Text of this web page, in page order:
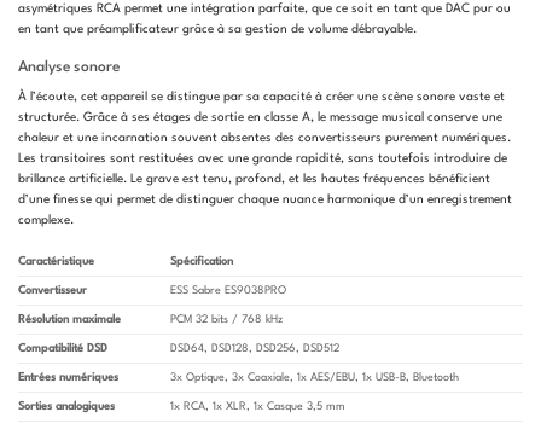
asymétriques RCA permet une intégration parfaite, que ce soit en tant que DAC pur ou
en tant que préamplificateur grâce à sa gestion de volume débrayable.
Analyse sonore
À l’écoute, cet appareil se distingue par sa capacité à créer une scène sonore vaste et
structurée. Grâce à ses étages de sortie en classe A, le message musical conserve une
chaleur et une incarnation souvent absentes des convertisseurs purement numériques.
Les transitoires sont restituées avec une grande rapidité, sans toutefois introduire de
brillance artificielle. Le grave est tenu, profond, et les hautes fréquences bénéficient
d’une finesse qui permet de distinguer chaque nuance harmonique d’un enregistrement
complexe.
Caractéristique Spécification
Convertisseur ESS Sabre ES9038PRO
Résolution maximale PCM 32 bits / 768 kHz
Compatibilité DSD DSD64, DSD128, DSD256, DSD512
Entrées numériques 3x Optique, 3x Coaxiale, 1x AES/EBU, 1x USB-B, Bluetooth
Sorties analogiques 1x RCA, 1x XLR, 1x Casque 3,5 mm